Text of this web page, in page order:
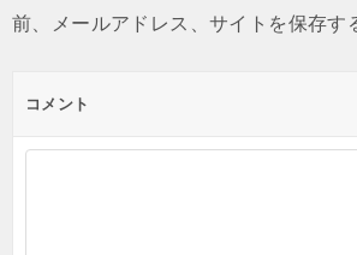
前、メールアドレス、サイトを保存す
コメント